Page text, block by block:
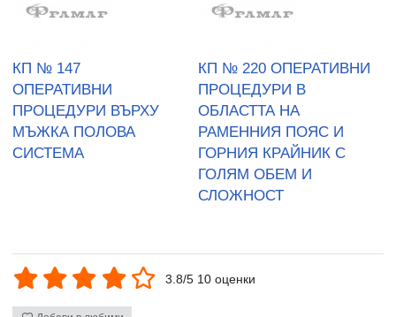
КП № 147
ОПЕРАТИВНИ
ПРОЦЕДУРИ ВЪРХУ
МЪЖКА ПОЛОВА
СИСТЕМА
КП № 220 ОПЕРАТИВНИ
ПРОЦЕДУРИ В
ОБЛАСТТА НА
РАМЕННИЯ ПОЯС И
ГОРНИЯ КРАЙНИК С
ГОЛЯМ ОБЕМ И
СЛОЖНОСТ
3.8/5 10 оценки